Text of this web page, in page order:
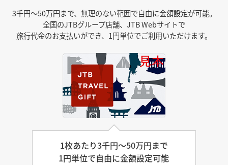
3千円～50万円まで、無理のない範囲で自由に金額設定が可能。
全国のJTBグループ店舗、JTB Webサイトで
旅行代金のお支払いができ、1円単位でご利用いただけます。
1枚あたり3千円～50万円まで
1円単位で自由に金額設定可能